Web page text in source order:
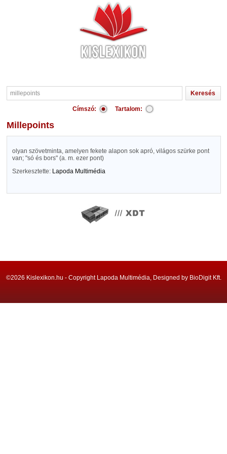
Címszó: Tartalom:
millepoints
olyan szövetminta, amelyen fekete alapon sok apró, világos szürke pont
van; "só és bors" (a. m. ezer pont)
Szerkesztette: Lapoda Multimédia
©2026 Kislexikon.hu - Copyright Lapoda Multimédia, Designed by BioDigit Kft.